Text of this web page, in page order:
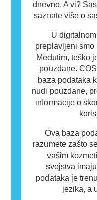
dnevno. A vi?
saznate više o
U
preplavljeni smo
Međutim, teško
pouzdane.
baza podataka
nudi pouzdane,
informacije o
Ova baza
razumete zašto
vašim
svojstva
podataka je
jezika, a